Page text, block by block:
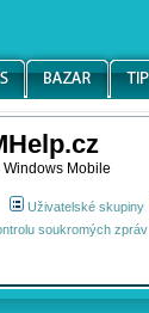
Windows Mobile
Uživatelské skupiny
soukromých zpráv